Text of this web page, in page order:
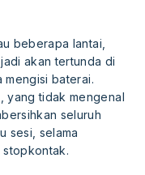
beberapa lantai,
akan tertunda di
mengisi baterai.
yang tidak mengenal
seluruh
sesi, selama